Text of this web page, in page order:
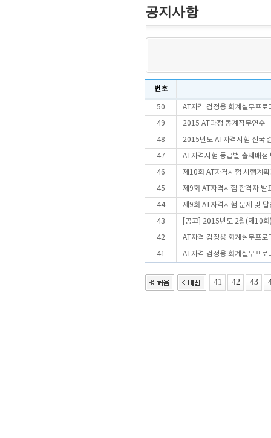
공지사항
번호
50 AT자격 검정용 회계실무프
49 2015 AT과정 동계직무연수
48 2015년도 AT자격시험 전국
47 AT자격시험 등급별 출제배점
46 제10회 AT자격시험 시행계
45 제9회 AT자격시험 합격자 발
44 제9회 AT자격시험 문제 및 답
43 [공고] 2015년도 2월(제10
42 AT자격 검정용 회계실무프
41 AT자격 검정용 회계실무프
41 42 43